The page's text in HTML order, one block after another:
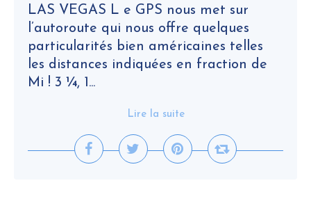
LAS VEGAS L e GPS nous met sur
l’autoroute qui nous offre quelques
particularités bien américaines telles
les distances indiquées en fraction de
Mi ! 3 ¼, 1...
Lire la suite